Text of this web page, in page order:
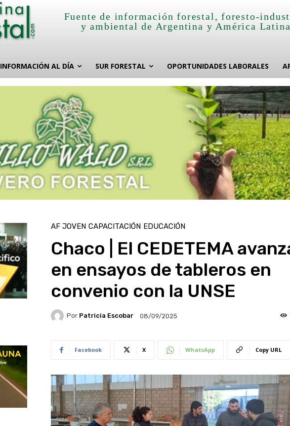
Fuente de información forestal, foresto-
y ambiental de Argentina y América
INFORMACIÓN AL DÍA SUR FORESTAL OPORTUNIDADES LABORALES
AF JOVEN CAPACITACIÓN EDUCACIÓN
Chaco | El CEDETEMA
en ensayos de tableros en
convenio con la UNSE
Por Patricia Escobar 08/09/2025
Facebook X WhatsApp Copy URL